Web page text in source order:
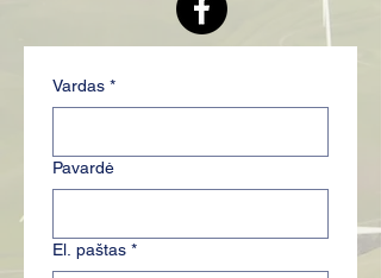
Vardas *
Pavardė
El. paštas *